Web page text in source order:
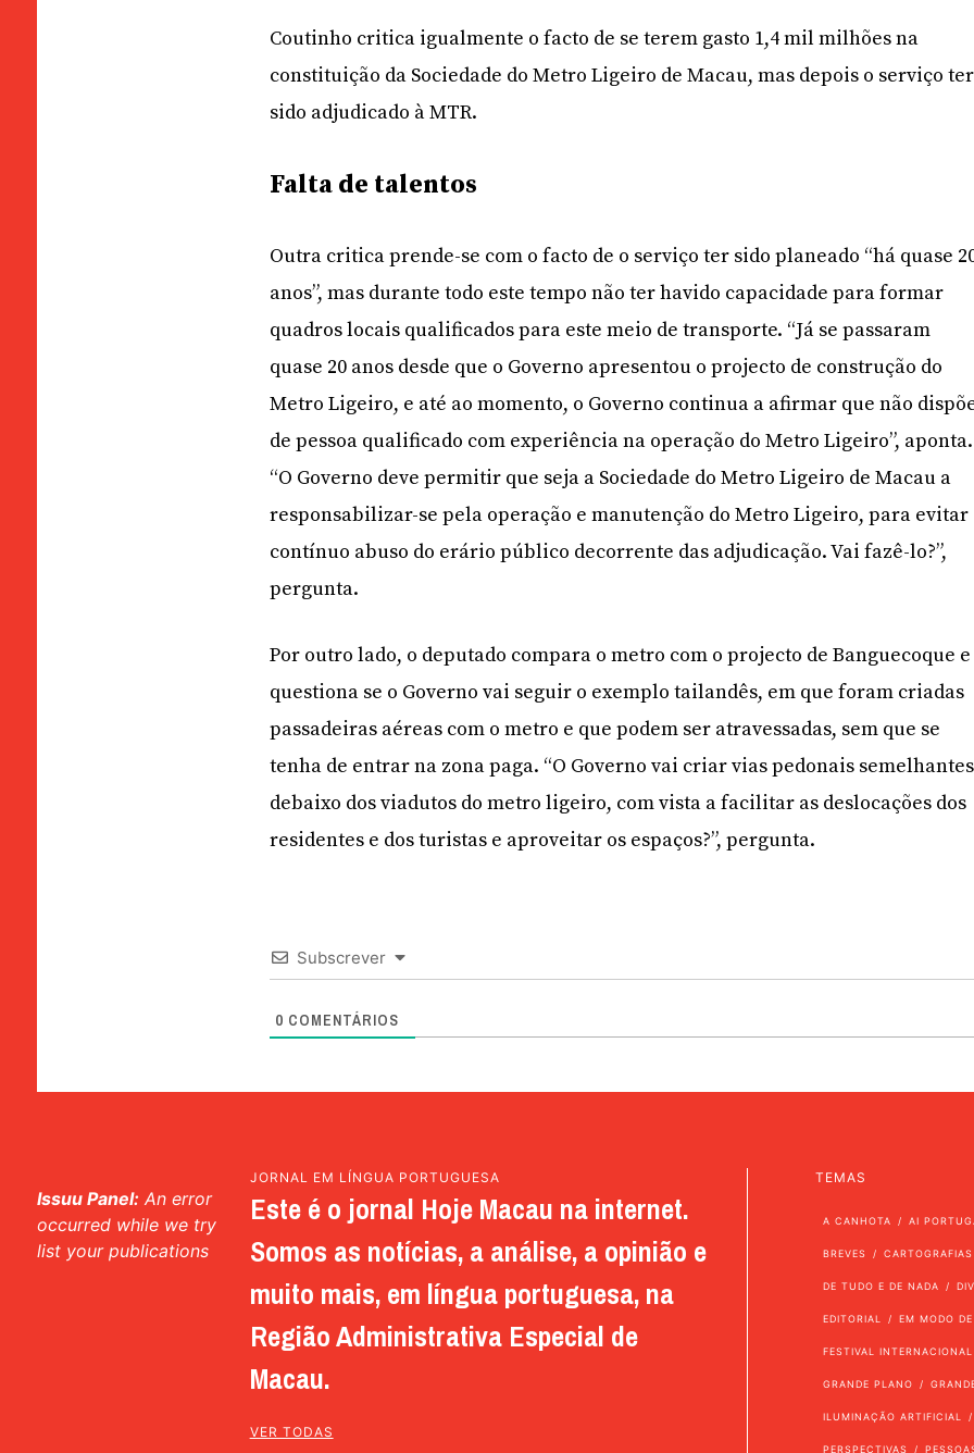
Coutinho critica igualmente o facto de se terem gasto 1,4 mil milhões na
constituição da Sociedade do Metro Ligeiro de Macau, mas depois o serviço ter
sido adjudicado à MTR.
Falta de talentos
Outra critica prende-se com o facto de o serviço ter sido planeado “há quase
anos”, mas durante todo este tempo não ter havido capacidade para formar
quadros locais qualificados para este meio de transporte. “Já se passaram
quase 20 anos desde que o Governo apresentou o projecto de construção do
Metro Ligeiro, e até ao momento, o Governo continua a afirmar que não
de pessoa qualificado com experiência na operação do Metro Ligeiro”, aponta.
“O Governo deve permitir que seja a Sociedade do Metro Ligeiro de Macau a
responsabilizar-se pela operação e manutenção do Metro Ligeiro, para evitar
contínuo abuso do erário público decorrente das adjudicação. Vai fazê-lo?”,
pergunta.
Por outro lado, o deputado compara o metro com o projecto de Banguecoque e
questiona se o Governo vai seguir o exemplo tailandês, em que foram criadas
passadeiras aéreas com o metro e que podem ser atravessadas, sem que se
tenha de entrar na zona paga. “O Governo vai criar vias pedonais semelhantes
debaixo dos viadutos do metro ligeiro, com vista a facilitar as deslocações dos
residentes e dos turistas e aproveitar os espaços?”, pergunta.
Subscrever
0 COMENTÁRIOS
Issuu Panel: An error
occurred while we try
list your publications
JORNAL EM LÍNGUA PORTUGUESA
Este é o jornal Hoje Macau na internet.
Somos as notícias, a análise, a opinião e
muito mais, em língua portuguesa, na
Região Administrativa Especial de
Macau.
VER TODAS
TEMAS
A CANHOTA AI
BREVES CARTOGRAFIAS
DE TUDO E DE NADA
EDITORIAL EM MODO
FESTIVAL
GRANDE PLANO
ILUMINAÇÃO ARTIFICIAL
PERSPECTIVAS